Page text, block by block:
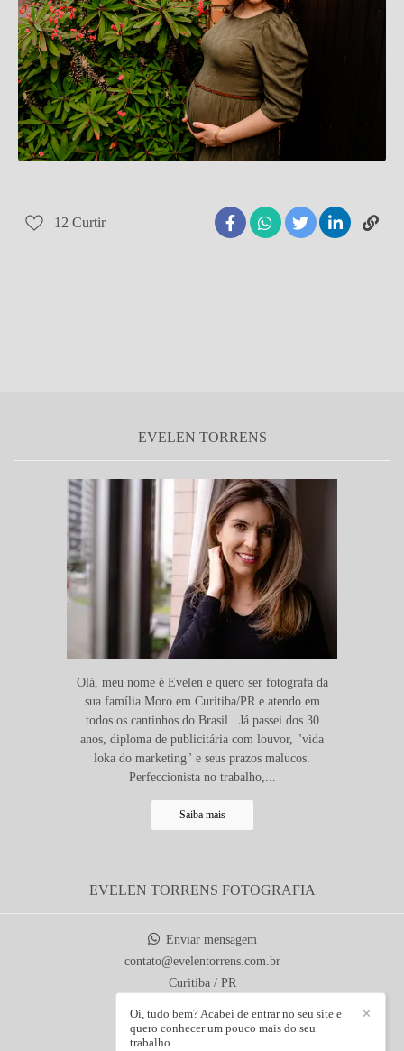
12 Curtir
EVELEN TORRENS
Olá, meu nome é Evelen e quero ser fotografa da
sua família.Moro em Curitiba/PR e atendo em
todos os cantinhos do Brasil. Já passei dos 30
anos, diploma de publicitária com louvor, "vida
loka do marketing" e seus prazos malucos.
Perfeccionista no trabalho,...
Saiba mais
EVELEN TORRENS FOTOGRAFIA
Enviar mensagem
contato@evelentorrens.com.br
Curitiba / PR
✕
Oi, tudo bem? Acabei de entrar no seu site e
quero conhecer um pouco mais do seu
trabalho.